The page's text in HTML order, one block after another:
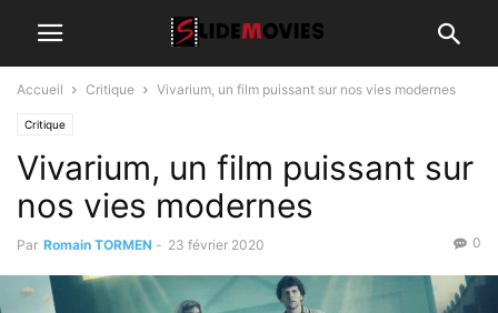
Accueil Critique Vivarium, un film puissant sur nos vies modernes
Critique
Vivarium, un film puissant sur
nos vies modernes
Par Romain TORMEN - 23 février 2020 0